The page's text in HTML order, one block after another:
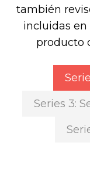
también
incluidas
producto
Series 3: